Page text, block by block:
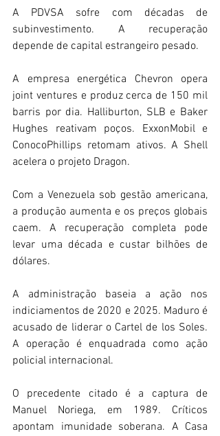
A PDVSA sofre com décadas de
subinvestimento. A recuperação
depende de capital estrangeiro pesado.
A empresa energética Chevron opera
joint ventures e produz cerca de 150 mil
barris por dia. Halliburton, SLB e Baker
Hughes reativam poços. ExxonMobil e
ConocoPhillips retomam ativos. A Shell
acelera o projeto Dragon.
Com a Venezuela sob gestão americana,
a produção aumenta e os preços globais
caem. A recuperação completa pode
levar uma década e custar bilhões de
dólares.
A administração baseia a ação nos
indiciamentos de 2020 e 2025. Maduro é
acusado de liderar o Cartel de los Soles.
A operação é enquadrada como ação
policial internacional.
O precedente citado é a captura de
Manuel Noriega, em 1989. Críticos
apontam imunidade soberana. A Casa